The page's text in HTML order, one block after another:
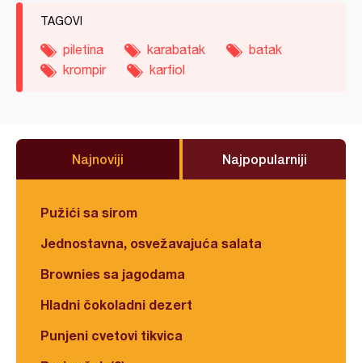
TAGOVI
piletina karabatak
batak
krompir
karfiol
Najnoviji Najpopularniji
Pužići sa sirom
Jednostavna, osvežavajuća salata
Brownies sa jagodama
Hladni čokoladni dezert
Punjeni cvetovi tikvica